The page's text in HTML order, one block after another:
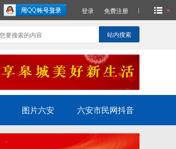
登录 免费注册
站内搜索
图片六安 六安市民网抖音